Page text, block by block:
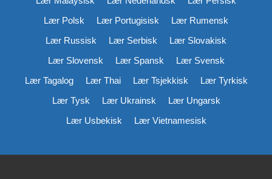
Lær Polsk
Lær Portugisisk
Lær Rumensk
Lær Russisk
Lær Serbisk
Lær Slovakisk
Lær Slovensk
Lær Spansk
Lær Svensk
Lær Tagalog
Lær Thai Lær Tsjekkisk
Lær Tyrkisk
Lær Tysk
Lær Ukrainsk
Lær Ungarsk
Lær Usbekisk
Lær Vietnamesisk